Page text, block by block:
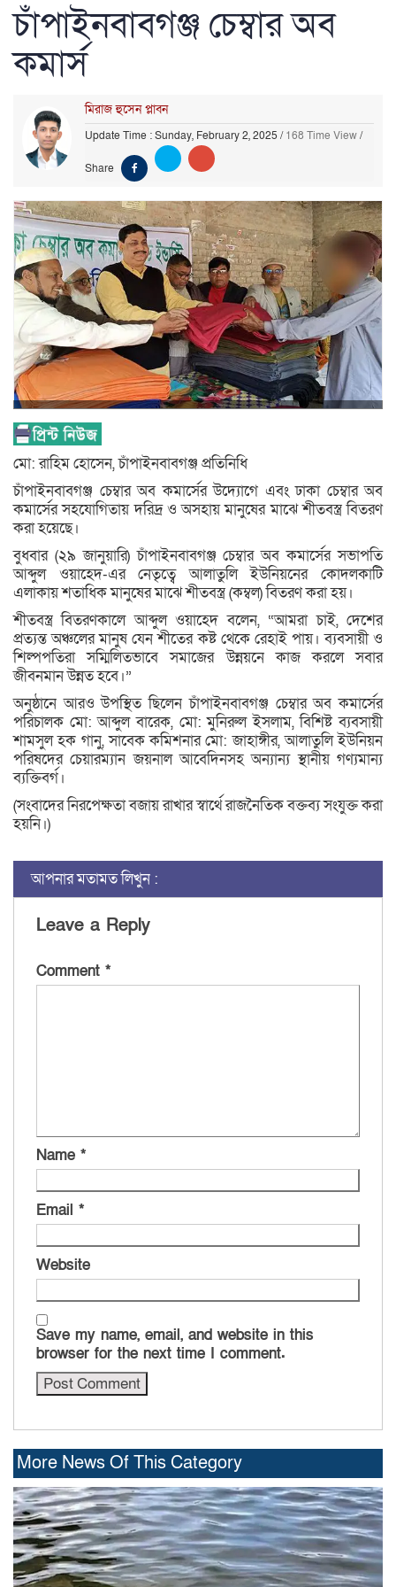
চাঁপাইনবাবগঞ্জ চেম্বার অব
কমার্স
মিরাজ হুসেন প্লাবন
Update Time : Sunday, February 2, 2025 /168 Time View/
Share
মো: রাহিম হোসেন, চাঁপাইনবাবগঞ্জ প্রতিনিধি
চাঁপাইনবাবগঞ্জ চেম্বার অব কমার্সের উদ্যোগে এবং ঢাকা চেম্বার অব
কমার্সের সহযোগিতায় দরিদ্র ও অসহায় মানুষের মাঝে শীতবস্ত্র বিতরণ
করা হয়েছে।
বুধবার (২৯ জানুয়ারি) চাঁপাইনবাবগঞ্জ চেম্বার অব কমার্সের সভাপতি
আব্দুল ওয়াহেদ-এর নেতৃত্বে আলাতুলি ইউনিয়নের কোদলকাটি
এলাকায় শতাধিক মানুষের মাঝে শীতবস্ত্র (কম্বল) বিতরণ করা হয়।
শীতবস্ত্র বিতরণকালে আব্দুল ওয়াহেদ বলেন, “আমরা চাই, দেশের
প্রত্যন্ত অঞ্চলের মানুষ যেন শীতের কষ্ট থেকে রেহাই পায়। ব্যবসায়ী ও
শিল্পপতিরা সম্মিলিতভাবে সমাজের উন্নয়নে কাজ করলে সবার
জীবনমান উন্নত হবে।”
অনুষ্ঠানে আরও উপস্থিত ছিলেন চাঁপাইনবাবগঞ্জ চেম্বার অব কমার্সের
পরিচালক মো: আব্দুল বারেক, মো: মুনিরুল ইসলাম, বিশিষ্ট ব্যবসায়ী
শামসুল হক গানু, সাবেক কমিশনার মো: জাহাঙ্গীর, আলাতুলি ইউনিয়ন
পরিষদের চেয়ারম্যান জয়নাল আবেদিনসহ অন্যান্য স্থানীয় গণ্যমান্য
ব্যক্তিবর্গ।
(সংবাদের নিরপেক্ষতা বজায় রাখার স্বার্থে রাজনৈতিক বক্তব্য সংযুক্ত করা
হয়নি।)
আপনার মতামত লিখুন :
Leave a Reply
Comment *
Name *
Email *
Website
Save my name, email, and website in this
browser for the next time I comment.
More News Of This Category